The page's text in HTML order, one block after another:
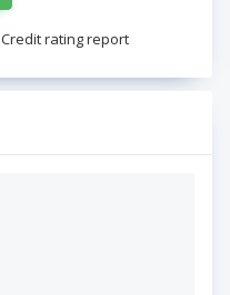
Credit rating report